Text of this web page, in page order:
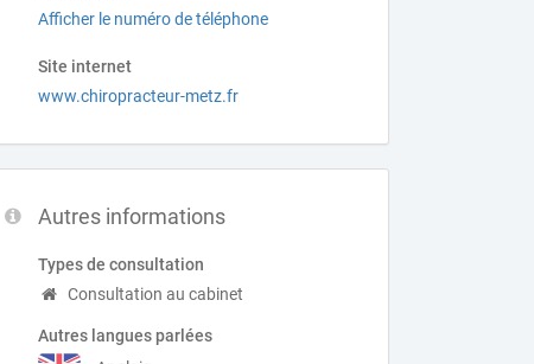
Afficher le numéro de téléphone
Site internet
www.chiropracteur-metz.fr
Autres informations
Types de consultation
Consultation au cabinet
Autres langues parlées